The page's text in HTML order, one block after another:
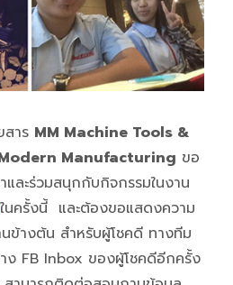
าร MM Machine Tools &
Manufacturing ขอ
ละร่วมสนุกกับกิจกรรมในงาน
ในครั้งนี้ และต้องขอแสดงความ
ข้างต้น สำหรับผู้โชคดี ทางทีม
ง FB Inbox ของผู้โชคดีอีกครั้ง